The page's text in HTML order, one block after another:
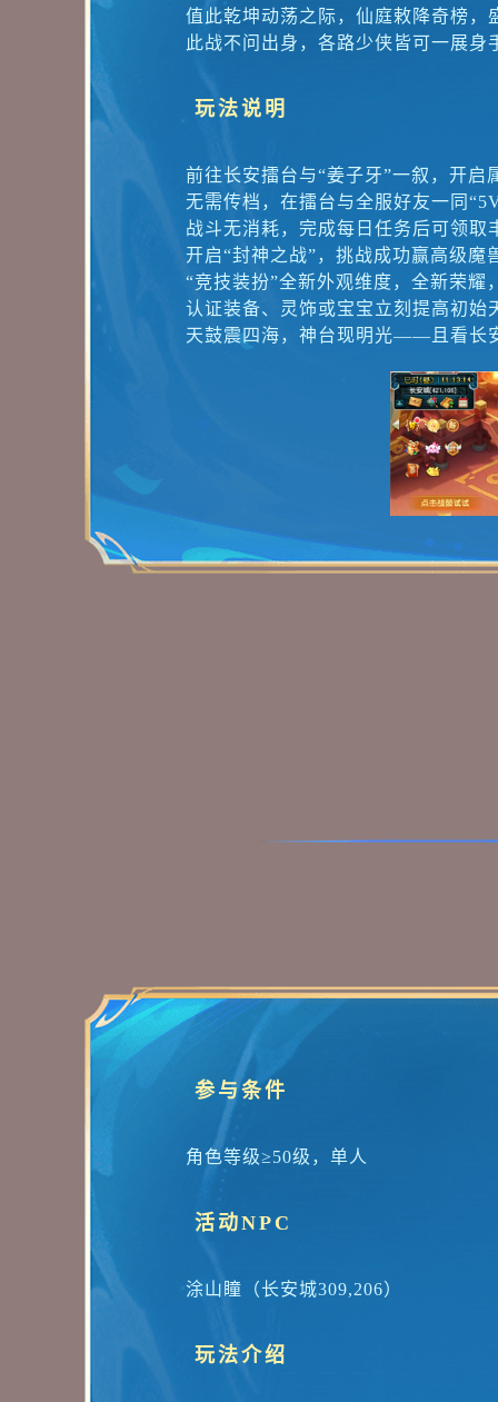
值此乾坤动荡之际，仙庭敕降奇榜
此战不问出身，各路少侠皆可一展
玩法说明
前往长安擂台与“姜子牙”一叙，开启
无需传档，在擂台与全服好友一同
战斗无消耗，完成每日任务后可领取
开启“封神之战”，挑战成功赢高级魔
“竞技装扮”全新外观维度，全新荣耀
认证装备、灵饰或宝宝立刻提高初始
天鼓震四海，神台现明光——且看长
参与条件
角色等级≥50级，单人
活动NPC
涂山瞳（长安城309,206）
玩法介绍